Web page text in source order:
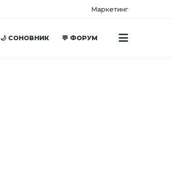
Маркетинг
🌙 СОНОВНИК 💬 ФОРУМ